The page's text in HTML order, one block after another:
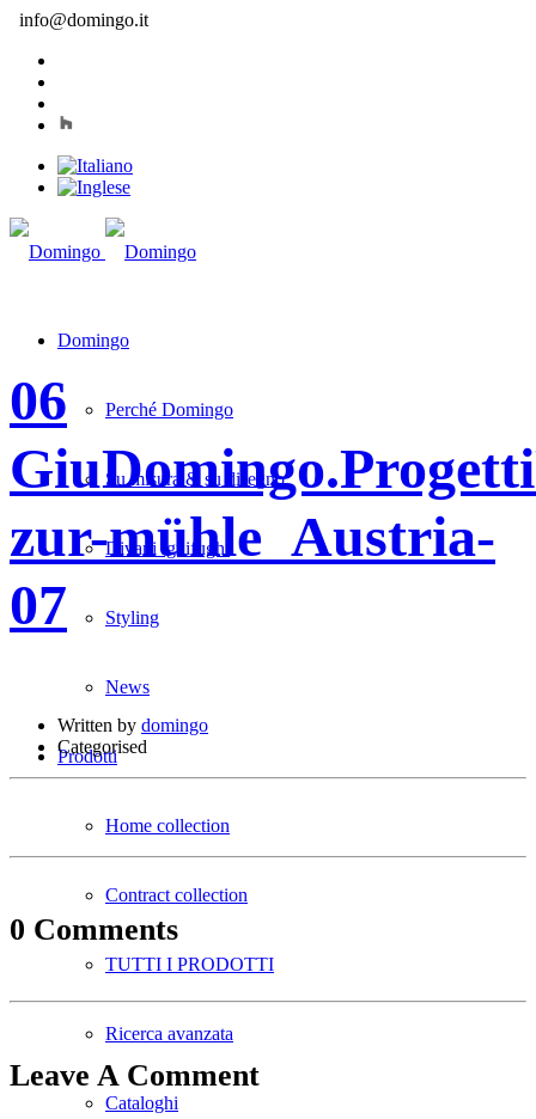
info@domingo.it
Domingo
Perché Domingo
Su misura & su disegno
Divani ignifughi
Styling
News
Prodotti
Home collection
Contract collection
TUTTI I PRODOTTI
Ricerca avanzata
Cataloghi
06
Giu
zur-mühle_Austria-
07
Written by domingo
Categorised
0 Comments
Leave A Comment